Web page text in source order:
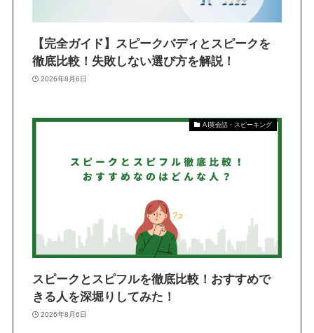
【完全ガイド】スピークバディとスピークを
徹底比較！失敗しない選び方を解説！
2026年8月6日
AI英会話・スピーキング
スピークとスピフルを徹底比較！おすすめで
きる人を深堀りしてみた！
2026年8月6日